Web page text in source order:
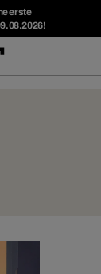
erste